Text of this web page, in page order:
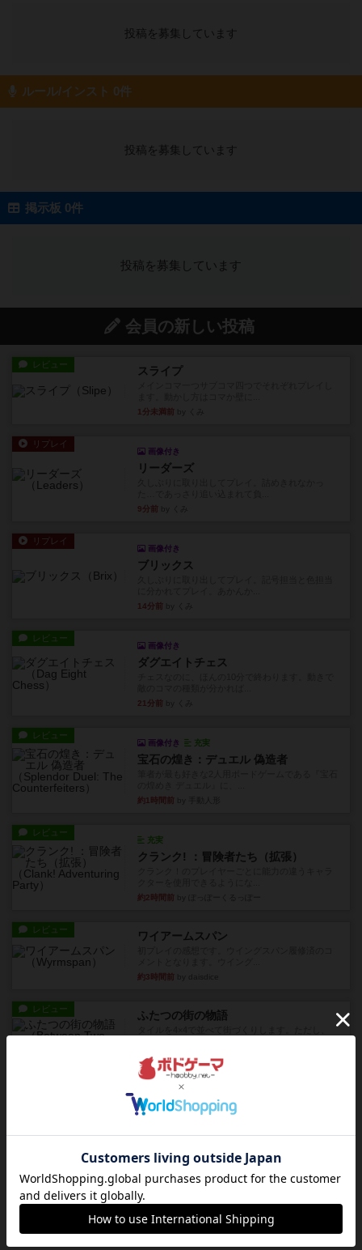
投稿を募集しています
ルール/インスト 0件
投稿を募集しています
掲示板 0件
投稿を募集しています
会員の新しい投稿
レビュー スライプ
1分未満前
リプレイ
画像付き
リーダーズ
9分前
リプレイ
画像付き
ブリックス
14分前
レビュー
画像付き
ダグエイトチェス
21分前
レビュー
画像付き 充実
宝石の煌き：デュエル 偽造者
約1時間前
レビュー
充実
クランク! ：冒険者たち（拡張）
約2時間前
レビュー ワイアームスパン
約3時間前
レビュー ふたつの街の物語
約7時間前by ジェイとと
ざりかに将棋
ーム入門作品です♪(＾＾)...
約7時間前by あんちっく
レビュー エージェントアベニュー
追いついたら勝ち。シンプルなルールと直感的な
目的で、ボドゲ慣れしていな...
約7時間前by daisdice